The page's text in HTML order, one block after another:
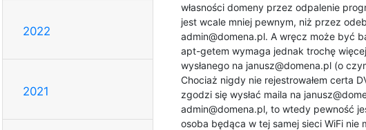
2022
2021
własności domeny przez odpalenie
jest wcale mniej pewnym, niż przez
admin@domena.pl. A wręcz może być
apt-getem wymaga jednak trochę
wysłanego na janusz@domena.pl (o
Chociaż nigdy nie rejestrowałem certa
zgodzi się wysłać maila na
admin@domena.pl, to wtedy pewność
osoba będąca w tej samej sieci WiFi nie